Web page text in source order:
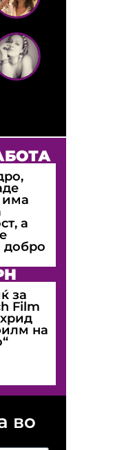
има
а
добро
за
Film
на
во